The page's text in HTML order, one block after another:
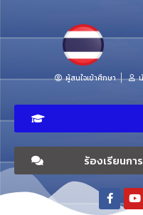
ผู้สนใจเข้าศึกษา
ร้องเรียนก